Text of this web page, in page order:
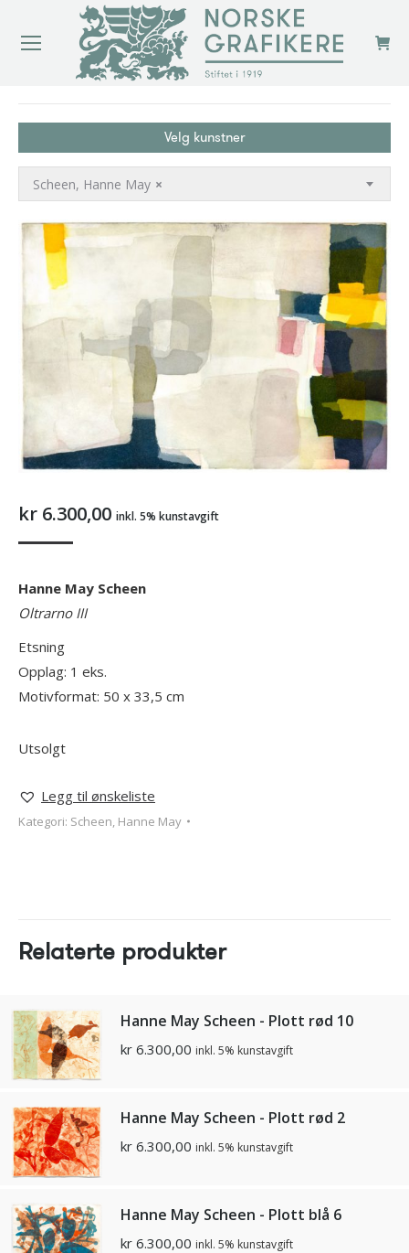
Velg kunstner
×
Scheen, Hanne May
kr 6.300,00 inkl. 5% kunstavgift
Hanne May Scheen
Oltrarno III
Etsning
Opplag: 1 eks.
Motivformat: 50 x 33,5 cm
Utsolgt
Legg til ønskeliste
Kategori: Scheen, Hanne May
Relaterte produkter
Hanne May Scheen - Plott rød 10
kr 6.300,00 inkl. 5% kunstavgift
Hanne May Scheen - Plott rød 2
kr 6.300,00 inkl. 5% kunstavgift
Hanne May Scheen - Plott blå 6
kr 6.300,00 inkl. 5% kunstavgift